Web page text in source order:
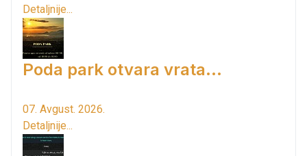
Detaljnije...
Poda park otvara vrata...
07. Avgust. 2026.
Detaljnije...